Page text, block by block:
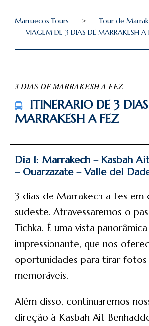
Marruecos Tours > Tour de
VIAGEM DE 3 DIAS DE MARRAKESH A
3 DIAS DE MARRAKESH A FEZ
ITINERARIO DE 3
MARRAKESH A FEZ
Dia 1: Marrakech – Kasbah
– Ouarzazate – Valle del
3 dias de Marrakech a Fes em
sudeste. Atravessaremos o
Tichka. É uma vista
impressionante, que nos
oportunidades para tirar fotos
memoráveis.
Além disso, continuaremos
direção à Kasbah Ait